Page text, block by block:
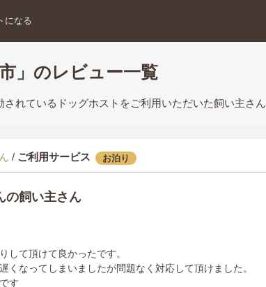
になる
」のレビュー一覧
れているドッグホストをご利用いただいた飼い主さん
/ ご利用サービス お泊り
の飼い主さん
して頂けて良かったです。
くなってしまいましたが問題なく対応して頂けました。
す